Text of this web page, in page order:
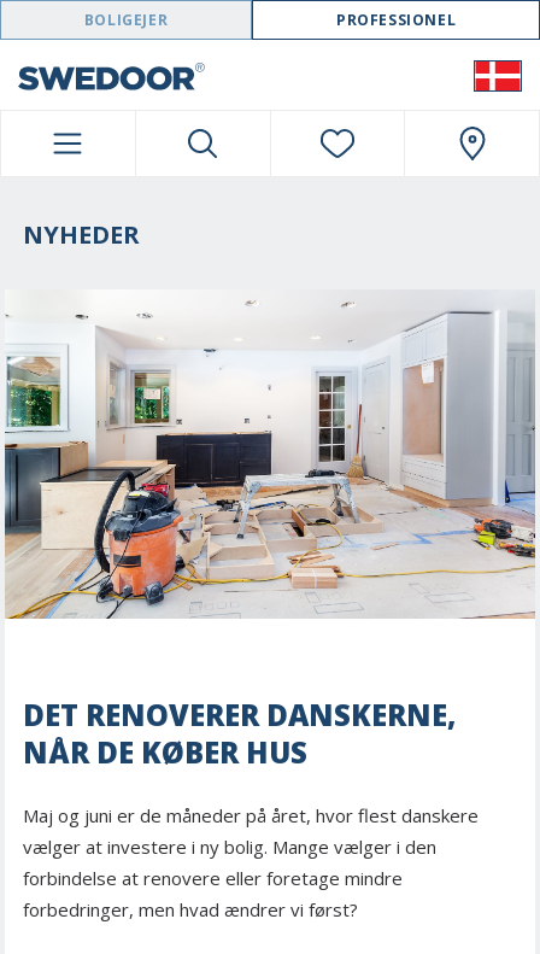
SWEDOOR NAVIGATION
BOLIGEJER PROFESSIONEL
NYHEDER
DET RENOVERER DANSKERNE,
NÅR DE KØBER HUS
Maj og juni er de måneder på året, hvor flest danskere
vælger at investere i ny bolig. Mange vælger i den
forbindelse at renovere eller foretage mindre
forbedringer, men hvad ændrer vi først?